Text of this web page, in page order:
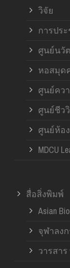
วิจัย
การปร
ศูนย์นวั
หอสมุด
ศูนย์คว
ศูนย์ชีว
ศูนย์ห้อ
MDCU
สื่อสิ่งพิมพ์
Asian
จุฬาลง
วารสา